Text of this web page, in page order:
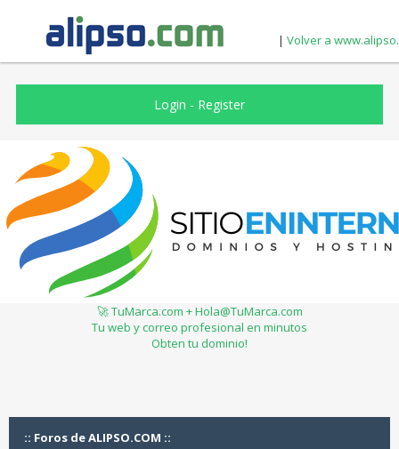
| Volver a
Login - Register
🚀 TuMarca.com + Hola@TuMarca.com
Tu web y correo profesional en minutos
Obten tu dominio!
:: Foros de ALIPSO.COM ::